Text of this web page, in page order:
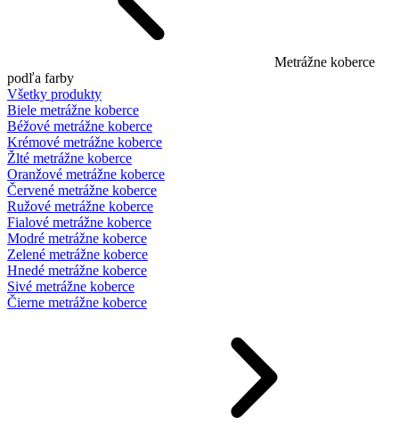
Metrážne koberce
podľa farby
Všetky produkty
Biele metrážne koberce
Béžové metrážne koberce
Krémové metrážne koberce
Žlté metrážne koberce
Oranžové metrážne koberce
Červené metrážne koberce
Ružové metrážne koberce
Fialové metrážne koberce
Modré metrážne koberce
Zelené metrážne koberce
Hnedé metrážne koberce
Sivé metrážne koberce
Čierne metrážne koberce